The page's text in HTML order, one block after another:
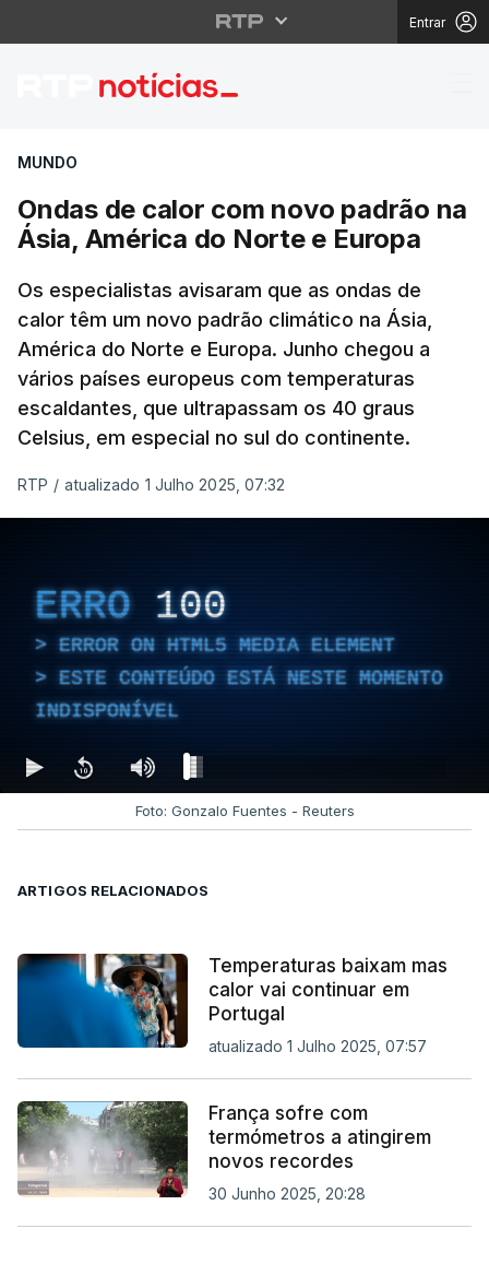
Entrar
Ondas de calor com
MUNDO
Ondas de calor com novo padrão na
Ásia, América do Norte e Europa
Os especialistas avisaram que as ondas de
calor têm um novo padrão climático na Ásia,
América do Norte e Europa. Junho chegou a
vários países europeus com temperaturas
escaldantes, que ultrapassam os 40 graus
Celsius, em especial no sul do continente.
RTP / atualizado 1 Julho 2025, 07:32
ERRO 100
ERROR ON HTML5 MEDIA ELEMENT
ESTE CONTEÚDO ESTÁ NESTE MOMENTO
INDISPONÍVEL
Foto: Gonzalo Fuentes - Reuters
ARTIGOS RELACIONADOS
Temperaturas baixam mas
calor vai continuar em
Portugal
atualizado 1 Julho 2025, 07:57
França sofre com
termómetros a atingirem
novos recordes
30 Junho 2025, 20:28